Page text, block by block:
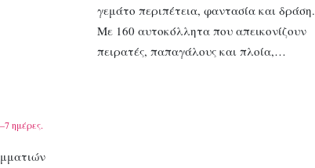
ημέρες.
γεμάτο περιπέτεια, φαντασία και δράση.
Με 160 αυτοκόλλητα που απεικονίζουν
πειρατές, παπαγάλους και πλοία,…